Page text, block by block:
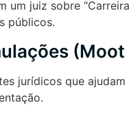
um juiz sobre
públicos.
jurídicos que